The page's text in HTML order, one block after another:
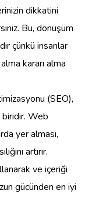
dikkatini
Bu, dönüşüm
çünkü insanlar
kararı alma
(SEO),
biridir. Web
yer alması,
artırır.
ve içeriği
gücünden en iyi